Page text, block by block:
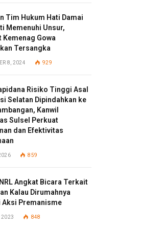
Tim Hukum Hati Damai
Memenuhi Unsur,
Kemenag Gowa
Tersangka
8, 2024 929
Risiko Tinggi Asal
Selatan Dipindahkan ke
Kanwil
Sulsel Perkuat
dan Efektivitas
859
Angkat Bicara Terkait
Kalau Dirumahnya
Aksi Premanisme
2023 848